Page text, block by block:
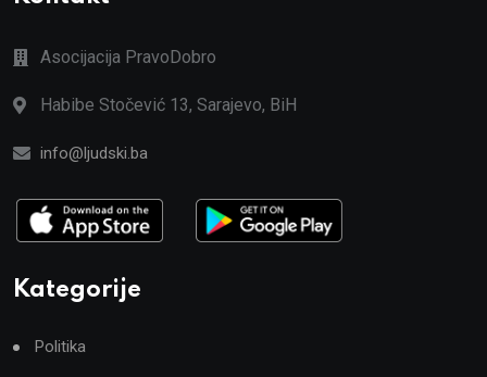
Asocijacija PravoDobro
Habibe Stočević 13, Sarajevo, BiH
info@ljudski.ba
Kategorije
Politika